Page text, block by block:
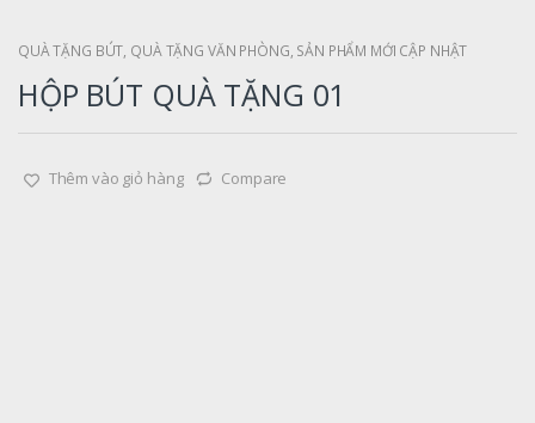
QUÀ TẶNG BÚT, QUÀ TẶNG VĂN PHÒNG, SẢN PHẨM MỚI CẬP NHẬT
HỘP BÚT QUÀ TẶNG 01
Thêm vào giỏ hàng Compare